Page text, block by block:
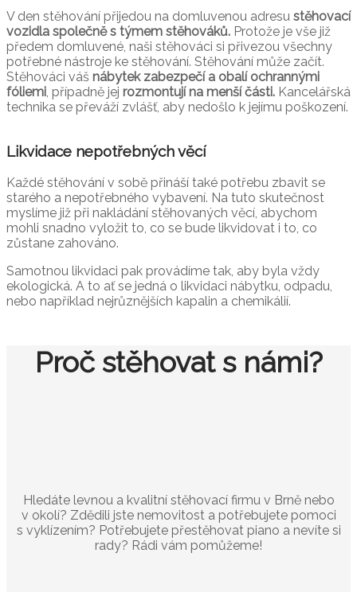
V den stěhování přijedou na domluvenou adresu stěhovací
vozidla společně s týmem stěhováků. Protože je vše již
předem domluvené, naši stěhováci si přivezou všechny
potřebné nástroje ke stěhování. Stěhování může začít.
Stěhováci váš nábytek zabezpečí a obalí ochrannými
fóliemi, případně jej rozmontují na menší části. Kancelářská
technika se převáží zvlášť, aby nedošlo k jejímu poškození.
Likvidace nepotřebných věcí
Každé stěhování v sobě přináší také potřebu zbavit se
starého a nepotřebného vybavení. Na tuto skutečnost
myslíme již při nakládání stěhovaných věcí, abychom
mohli snadno vyložit to, co se bude likvidovat i to, co
zůstane zahováno.
Samotnou likvidaci pak provádíme tak, aby byla vždy
ekologická. A to ať se jedná o likvidaci nábytku, odpadu,
nebo například nejrůznějších kapalin a chemikálií.
Proč stěhovat s námi?
Hledáte levnou a kvalitní stěhovací firmu v Brně nebo
v okolí? Zdědili jste nemovitost a potřebujete pomoci
s vyklízením? Potřebujete přestěhovat piano a nevíte si
rady? Rádi vám pomůžeme!